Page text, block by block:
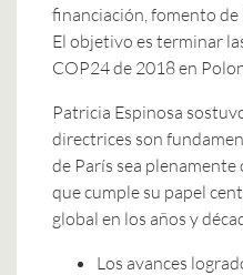
financiación, fomento de
El objetivo es terminar
COP24 de 2018 en
Patricia Espinosa
directrices son
de París sea
que cumple su papel
global en los años y
Los avances